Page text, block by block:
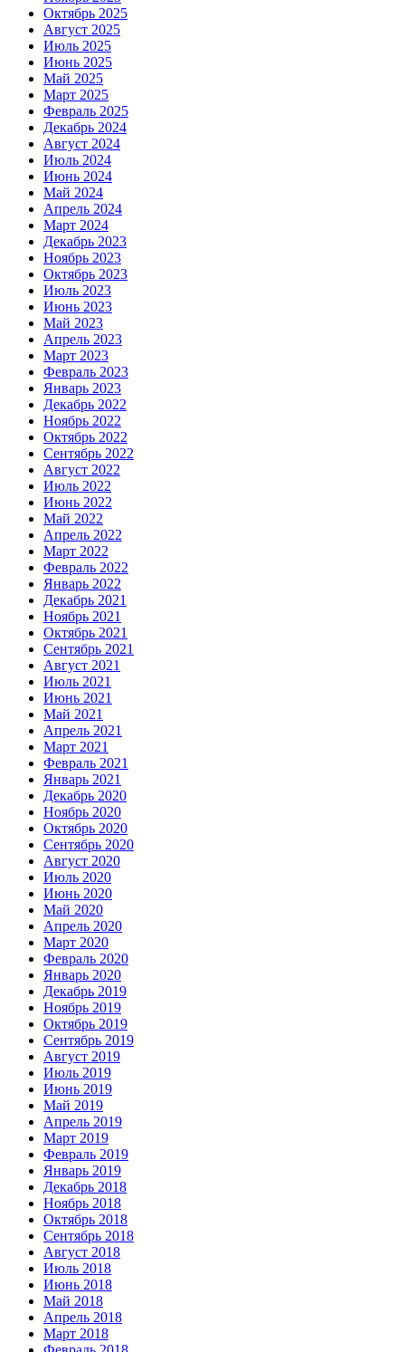
Октябрь 2025
Август 2025
Июль 2025
Июнь 2025
Май 2025
Март 2025
Февраль 2025
Декабрь 2024
Август 2024
Июль 2024
Июнь 2024
Май 2024
Апрель 2024
Март 2024
Декабрь 2023
Ноябрь 2023
Октябрь 2023
Июль 2023
Июнь 2023
Май 2023
Апрель 2023
Март 2023
Февраль 2023
Январь 2023
Декабрь 2022
Ноябрь 2022
Октябрь 2022
Сентябрь 2022
Август 2022
Июль 2022
Июнь 2022
Май 2022
Апрель 2022
Март 2022
Февраль 2022
Январь 2022
Декабрь 2021
Ноябрь 2021
Октябрь 2021
Сентябрь 2021
Август 2021
Июль 2021
Июнь 2021
Май 2021
Апрель 2021
Март 2021
Февраль 2021
Январь 2021
Декабрь 2020
Ноябрь 2020
Октябрь 2020
Сентябрь 2020
Август 2020
Июль 2020
Июнь 2020
Май 2020
Апрель 2020
Март 2020
Февраль 2020
Январь 2020
Декабрь 2019
Ноябрь 2019
Октябрь 2019
Сентябрь 2019
Август 2019
Июль 2019
Июнь 2019
Май 2019
Апрель 2019
Март 2019
Февраль 2019
Январь 2019
Декабрь 2018
Ноябрь 2018
Октябрь 2018
Сентябрь 2018
Август 2018
Июль 2018
Июнь 2018
Май 2018
Апрель 2018
Март 2018